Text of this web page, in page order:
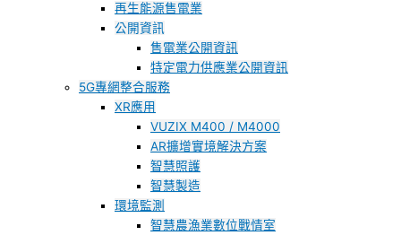
再生能源售電業
公開資訊
售電業公開資訊
特定電力供應業公開資訊
5G專網整合服務
XR應用
VUZIX M400 / M4000
AR擴增實境解決方案
智慧照護
智慧製造
環境監測
智慧農漁業數位戰情室